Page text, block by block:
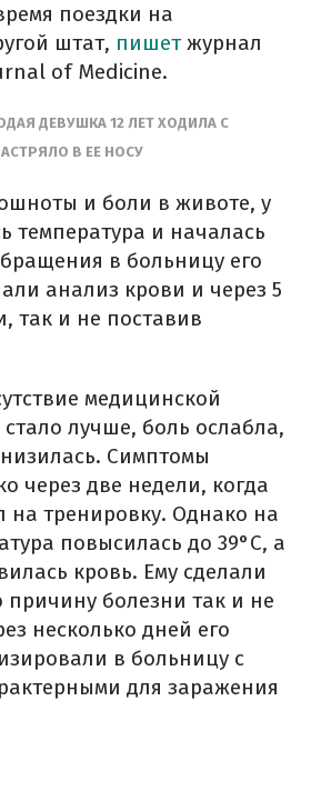
поездки на
штат, пишетжурнал
of Medicine.
ДЕВУШКА 12 ЛЕТ ХОДИЛА С
В ЕЕ НОСУ
и боли в животе, у
температура и началась
в больницу его
анализ крови и через 5
так и не поставив
медицинской
лучше, боль ослабла,
Симптомы
через две недели, когда
на тренировку. Однако на
повысилась до 39°C, а
кровь. Ему сделали
болезни так и не
несколько дней его
в больницу с
для заражения